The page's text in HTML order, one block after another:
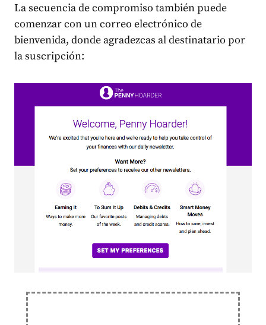
La secuencia de compromiso también puede
comenzar con un correo electrónico de
bienvenida, donde agradezcas al destinatario por
la suscripción: